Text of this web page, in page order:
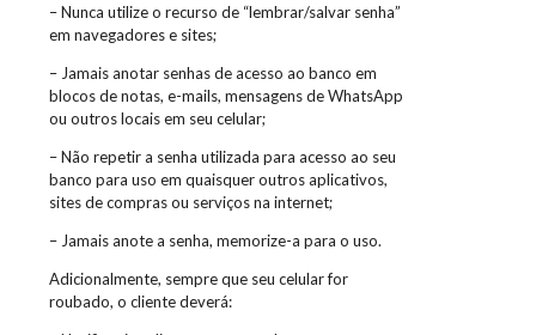
– Nunca utilize o recurso de “lembrar/salvar senha”
em navegadores e sites;
– Jamais anotar senhas de acesso ao banco em
blocos de notas, e-mails, mensagens de WhatsApp
ou outros locais em seu celular;
– Não repetir a senha utilizada para acesso ao seu
banco para uso em quaisquer outros aplicativos,
sites de compras ou serviços na internet;
– Jamais anote a senha, memorize-a para o uso.
Adicionalmente, sempre que seu celular for
roubado, o cliente deverá: